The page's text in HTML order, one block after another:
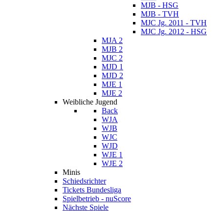
MJB - HSG
MJB - TVH
MJC Jg. 2011 - TVH
MJC Jg. 2012 - HSG
MJA 2
MJB 2
MJC 2
MJD 1
MJD 2
MJE 1
MJE 2
Weibliche Jugend
Back
WJA
WJB
WJC
WJD
WJE 1
WJE 2
Minis
Schiedsrichter
Tickets Bundesliga
Spielbetrieb - nuScore
Nächste Spiele